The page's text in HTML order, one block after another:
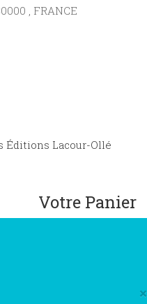
, FRANCE
Éditions Lacour-Ollé
Votre Panier
×